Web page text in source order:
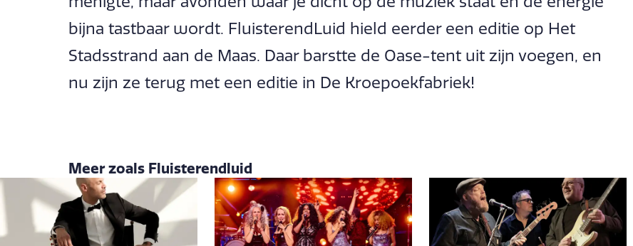
bijna tastbaar wordt. FluisterendLuid hield eerder een editie op Het
Stadsstrand aan de Maas. Daar barstte de Oase-tent uit zijn voegen, en
nu zijn ze terug met een editie in De Kroepoekfabriek!
Meer zoals Fluisterendluid